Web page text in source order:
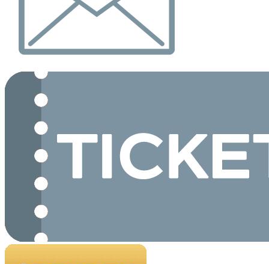
Spenden Newsletter